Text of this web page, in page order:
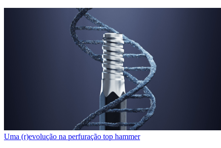
Uma (r)evolução na perfuração top hammer